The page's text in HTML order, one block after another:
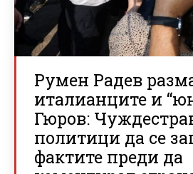
Румен Радев
италианците и
Гюров:
политици да се
фактите преди да